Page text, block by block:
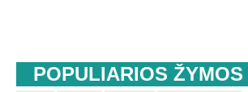
POPULIARIOS ŽYMOS